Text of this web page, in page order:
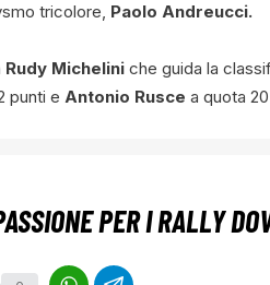
tricolore, Paolo Andreucci.
Rudy Michelini che guida la
punti e Antonio Rusce a quota